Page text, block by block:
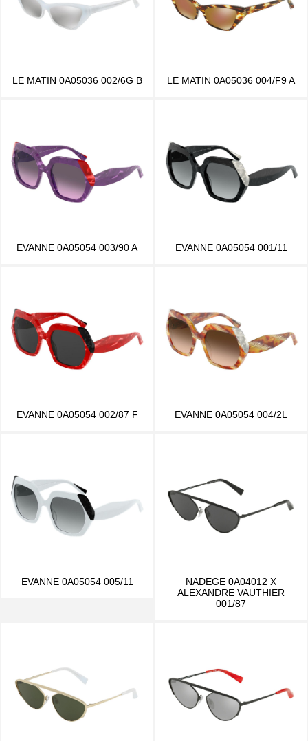
LE MATIN 0A05036 002/6G B LE MATIN 0A05036 004/F9 A
EVANNE 0A05054 003/90 A EVANNE 0A05054 001/11
EVANNE 0A05054 002/87 F EVANNE 0A05054 004/2L
EVANNE 0A05054 005/11
NADEGE 0A04012 X
ALEXANDRE VAUTHIER
001/87